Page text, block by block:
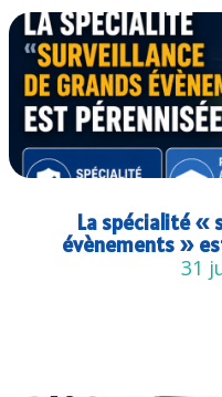
La spécialité «
évènements »
31